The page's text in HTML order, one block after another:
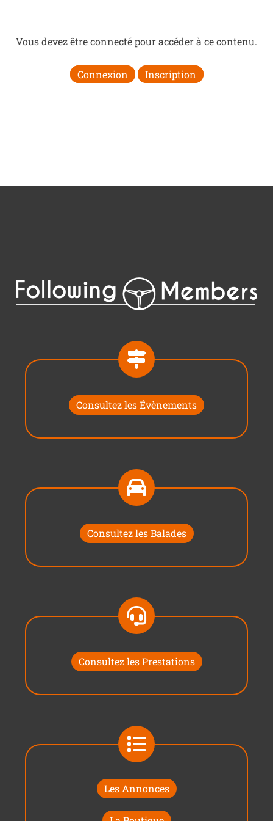
Vous devez être connecté pour accéder à ce contenu.
Connexion Inscription
Consultez les Évènements
Consultez les Balades
Consultez les Prestations
Les Annonces